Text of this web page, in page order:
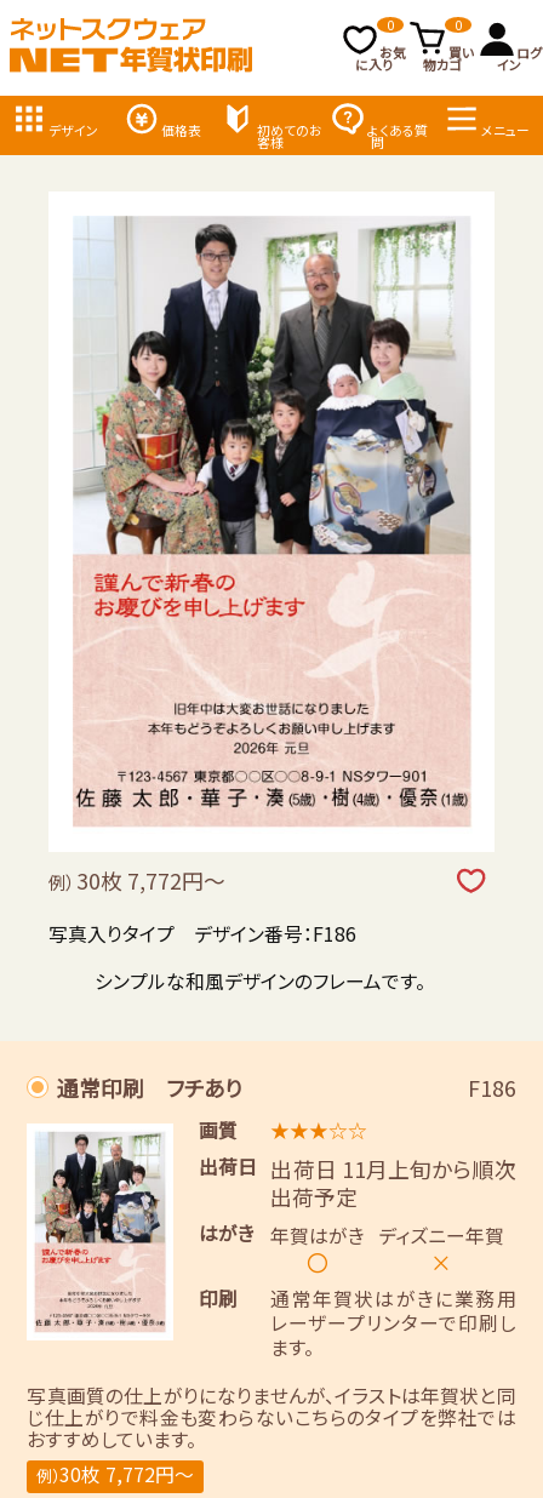
お気
に入り
0
買い
物カゴ
0
ログ
イン
デザイン 価格表 初めてのお
客様
よくある質
問
メニュー
例） 30枚 7,772円～
写真入りタイプ デザイン番号：F186
シンプルな和風デザインのフレームです。
通常印刷 フチあり F186
画質
★★★☆☆
出荷日
出荷日 11月上旬から順次
出荷予定
はがき 年賀はがき
〇
ディズニー年賀
×
印刷
通常年賀状はがきに業務用
レーザープリンターで印刷し
ます。
写真画質の仕上がりになりませんが、イラストは年賀状と同
じ仕上がりで料金も変わらないこちらのタイプを弊社では
おすすめしています。
例）30枚 7,772円～